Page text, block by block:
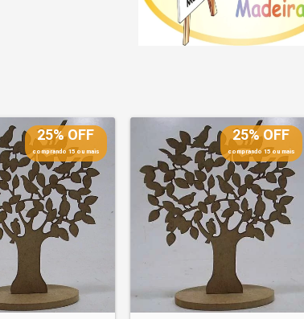
25% OFF
comprando 15 ou mais
25% OFF
comprando 15 ou mais